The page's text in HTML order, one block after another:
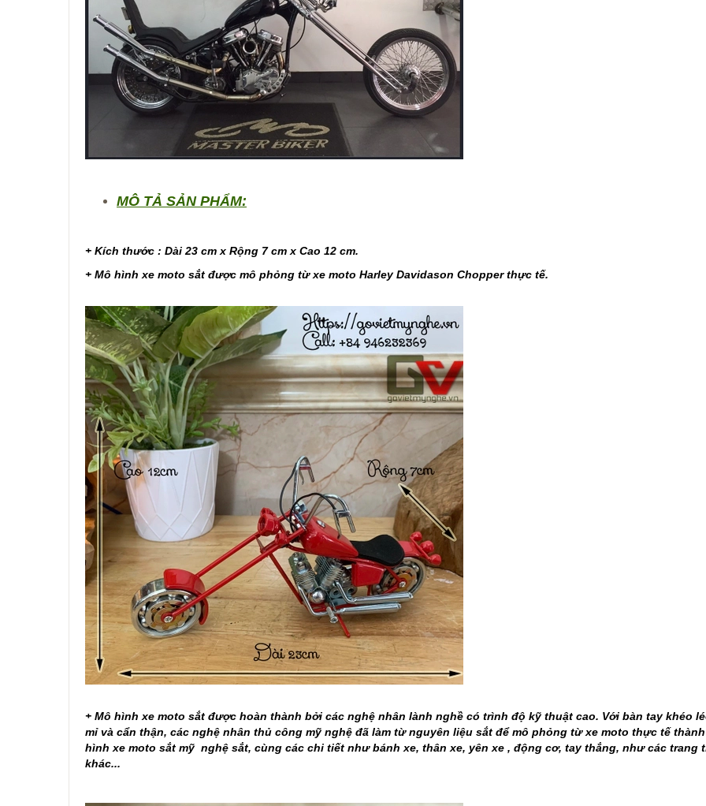
MÔ TẢ SẢN PHẨM:
+ Kích thước : Dài 23 cm x Rộng 7 cm x Cao 12 cm.
+ Mô hình xe moto sắt được mô phỏng từ xe moto Harley Davidason Chopper thực tế.
+ Mô hình xe moto sắt được hoàn thành bởi các nghệ nhân lành nghề có trình độ kỹ thuật cao. Với bàn tay khéo
mỉ và cẩn thận, các nghệ nhân thủ công mỹ nghệ đã làm từ nguyên liệu sắt để mô phỏng từ xe moto thực tế
hình xe moto sắt mỹ nghệ sắt, cùng các chi tiết như bánh xe, thân xe, yên xe , động cơ, tay thắng, như các trang
khác...